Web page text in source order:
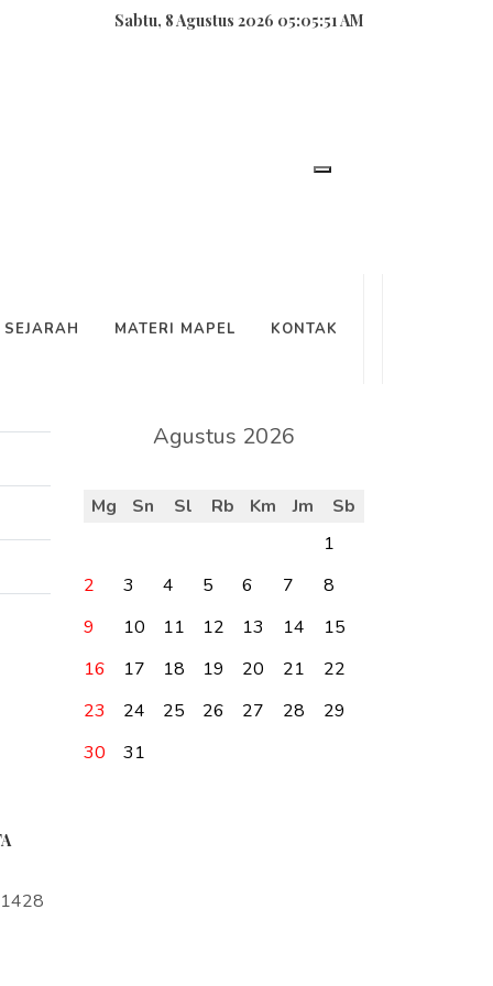
Sabtu, 8 Agustus 2026 05:05:51 AM
SEJARAH MATERI MAPEL KONTAK
Agustus 2026
Mg Sn Sl Rb Km Jm
Sb
1
2
3 4 5 6 7
8
9
10 11 12 13 14
15
16
17 18 19 20 21
22
23
24 25 26 27 28
29
30
31